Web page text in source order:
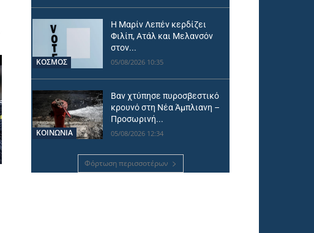
ΚΟΣΜΟΣ
Η Μαρίν Λεπέν κερδίζει
Φιλίπ, Ατάλ και Μελανσόν
στον...
05/08/2026 10:35
ΚΟΙΝΩΝΙΑ
Βαν χτύπησε πυροσβεστικό
κρουνό στη Νέα Άμπλιανη –
Προσωρινή...
05/08/2026 12:34
Φόρτωση περισσοτέρων